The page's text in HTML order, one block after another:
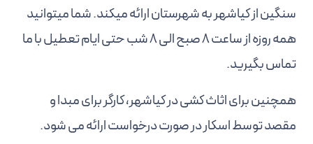
سنگین از کیاشهر به شهرستان ارائه میکند. شما میتوانید
همه روزه از ساعت 8 صبح الی 8 شب حتی ایام تعطیل با ما
تماس بگیرید.
همچنین برای اثاث کشی در کیاشهر، کارگر برای مبدا و
مقصد توسط اسکار در صورت درخواست ارائه می شود.